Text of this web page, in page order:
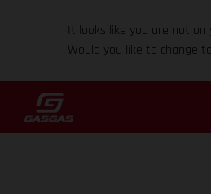
It looks like you are not
Would you like to change